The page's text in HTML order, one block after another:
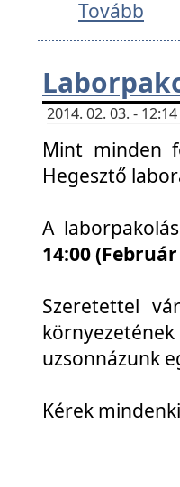
Tovább
2014. 02. 03. -
Mint minden
Hegesztő
A
14:00
Szeretettel
uzsonnázunk
Kérek